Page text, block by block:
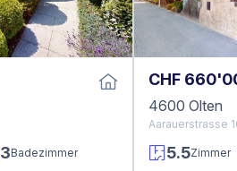
3Badezimmer
CHF
4600 Olten
Aarauerstrasse
5.5Zimmer